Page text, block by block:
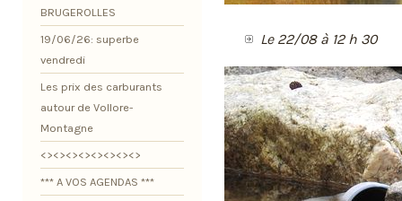
Le 22/08 à 12 h 30
BRUGEROLLES
19/06/26: superbe
vendredi
Les prix des carburants
autour de Vollore-
Montagne
<><><><><><><><>
*** A VOS AGENDAS ***